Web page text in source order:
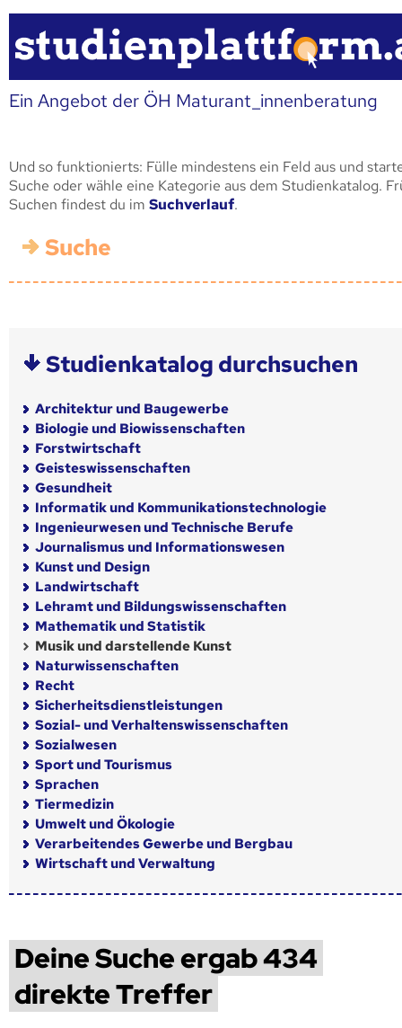
Ein Angebot der ÖH Maturant_innenberatung
Und so funktionierts: Fülle mindestens ein Feld aus und
Suche oder wähle eine Kategorie aus dem Studienkatalog.
Suchen findest du im Suchverlauf.
Suche
Studienkatalog durchsuchen
Architektur und Baugewerbe
Biologie und Biowissenschaften
Forstwirtschaft
Geisteswissenschaften
Gesundheit
Informatik und Kommunikationstechnologie
Ingenieurwesen und Technische Berufe
Journalismus und Informationswesen
Kunst und Design
Landwirtschaft
Lehramt und Bildungswissenschaften
Mathematik und Statistik
Musik und darstellende Kunst
Naturwissenschaften
Recht
Sicherheitsdienstleistungen
Sozial- und Verhaltenswissenschaften
Sozialwesen
Sport und Tourismus
Sprachen
Tiermedizin
Umwelt und Ökologie
Verarbeitendes Gewerbe und Bergbau
Wirtschaft und Verwaltung
Deine Suche ergab 434
direkte Treffer